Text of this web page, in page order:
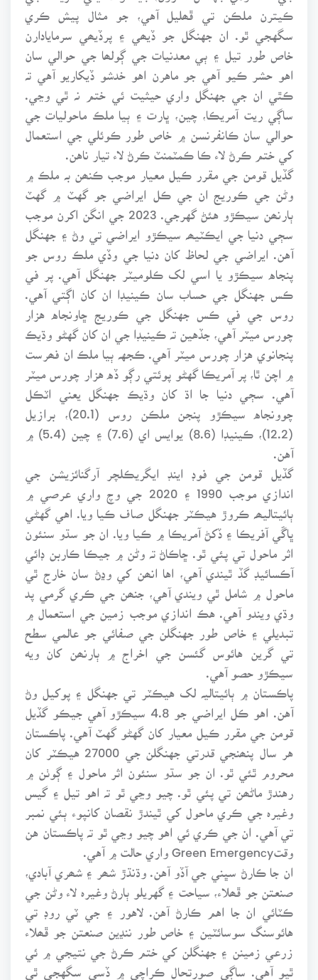
ڪيترن ملڪن تي ڦھليل آهي، جو مثال پيش ڪري
سگهجي ٿو. ان جهنگل جو ڏيھي ۽ پرڏيھي سرمايادارن
خاص طور تيل ۽ ٻي معدنيات جي ڳولھا جي حوالي سان
اهو حشر ڪيو آهي جو ماهرن اهو خدشو ڏيکاريو آهي تہ
ڪٿي ان جي جهنگل واري حيثيت ئي ختم نہ ٿي وڃي.
ساڳي ريت آمريڪا، چين، ڀارت ۽ ٻيا ملڪ ماحوليات جي
حوالي سان ڪانفرنسن ۾ خاص طور ڪوئلي جي استعمال
کي ختم ڪرڻ لاء ڪا ڪمٽمنٽ ڪرڻ لاء تيار ناهن.
گڏيل قومن جي مقرر ڪيل معيار موجب ڪنھن بہ ملڪ ۾
وڻن جي ڪوريج ان جي ڪل ايراضي جو گهٽ ۾ گهٽ
ٻارنھن سيڪڙو هئڻ گهرجي. 2023 جي انگن اکرن موجب
سڄي دنيا جي ايڪٽيھہ سيڪڙو ايراضي تي وڻ ۽ جهنگل
آهن. ايراضي جي لحاظ کان دنيا جي وڏي ملڪ روس جو
پنجاه سيڪڙو يا اسي لک ڪلوميٽر جهنگل آهي. پر في
ڪس جهنگل جي حساب سان ڪينيڊا ان کان اڳتي آهي.
روس جي في ڪس جهنگل جي ڪوريج ڇاونجاه هزار
چورس ميٽر آهي، جڏهين تہ ڪينيڊا جي ان کان گهڻو وڌيڪ
پنجانوي هزار چورس ميٽر آهي. ڪجهہ ٻيا ملڪ ان فھرست
۾ اچن ٿا، پر آمريڪا گهڻو پوئتي رڳو ڏه هزار چورس ميٽر
آهي. سڄي دنيا جا اڌ کان وڌيڪ جهنگل يعني اٽڪل
چوونجاه سيڪڙو پنجن ملڪن روس (20.1)، برازيل
(12.2)، ڪينيڊا (8.6) يوايس اي (7.6) ۽ چين (5.4) ۾
آهن.
گڏيل قومن جي فوڊ اينڊ ايگريڪلچر آرگنائزيشن جي
اندازي موجب 1990 ۽ 2020 جي وچ واري عرصي ۾
ٻائيتاليھہ ڪروڙ هيڪٽر جهنگل صاف ڪيا ويا. اهي گهڻي
ڀاڱي آفريڪا ۽ ڏکڻ آمريڪا ۾ ڪيا ويا. ان جو سڌو سنئون
اثر ماحول تي پئي ٿو. ڇاڪاڻ تہ وڻن ۾ جيڪا ڪاربن ڊائي
آڪسائيڊ گڏ ٿيندي آهي، اها انھن کي وڍڻ سان خارج ٿي
ماحول ۾ شامل ٿي ويندي آهي، جنھن جي ڪري گرمي پد
وڌي ويندو آهي. هڪ اندازي موجب زمين جي استعمال ۾
تبديلي ۽ خاص طور جهنگلن جي صفائي جو عالمي سطح
تي گرين هائوس گئسن جي اخراج ۾ ٻارنھن کان ويه
سيڪڙو حصو آهي.
پاڪستان ۾ ٻائيتاليہ لک هيڪٽر تي جهنگل ۽ پوکيل وڻ
آهن. اهو ڪل ايراضي جو 4.8 سيڪڙو آهي جيڪو گڏيل
قومن جي مقرر ڪيل معيار کان گهڻو گهٽ آهي. پاڪستان
هر سال پنھنجي قدرتي جهنگلن جي 27000 هيڪٽر کان
محروم ٿئي ٿو. ان جو سڌو سنئون اثر ماحول ۽ ڳوٺن ۾
رهندڙ ماڻھن تي پئي ٿو. چيو وڃي ٿو تہ اهو تيل ۽ گيس
وغيرہ جي ڪري ماحول کي ٿيندڙ نقصان کانپوء ٻئي نمبر
تي آهي. ان جي ڪري ئي اهو چيو وڃي ٿو تہ پاڪستان هن
ان جا ڪارڻ سڀني جي آڏو آهن. وڌنڌڙ شھر ۽ شھري آبادي،
صنعتن جو ڦھلاء، سياحت ۽ گهريلو ٻارڻ وغيرہ لاء وڻن جي
ڪٽائي ان جا اهم ڪارڻ آهن. لاهور ۽ جي ٽي روڊ تي
هائوسنگ سوسائٽين ۽ خاص طور ننڍين صنعتن جو ڦھلاء
زرعي زمينن ۽ جهنگلن کي ختم ڪرڻ جي نتيجي ۾ ئي
ٿيو آهي. ساڳي صورتحال ڪراچي ۾ ڏسي سگهجي ٿي